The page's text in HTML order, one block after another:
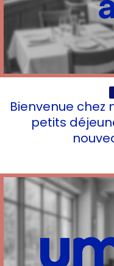
Bienvenue chez
petits